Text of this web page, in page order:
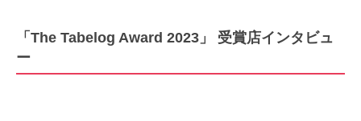
「The Tabelog Award 2023」 受賞店インタビュ
ー